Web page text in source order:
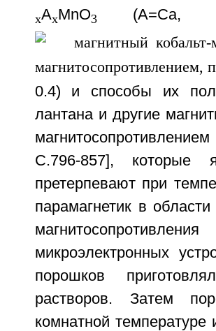
xAxMnO3 (A=Ca,
0.4) и способы их
лантана и другие
С.796-857], которые
претерпевают при
парамагнетик в
микроэлектронных
порошков
растворов. Затем
комнатной